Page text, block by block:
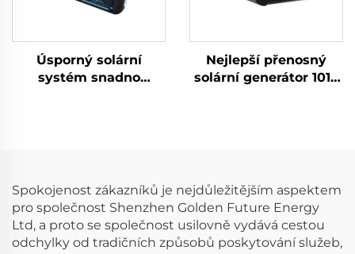
Úsporný solární
systém snadno
Nejlepší přenosný
solární generátor 1016
Spokojenost zákazníků je nejdůležitějším aspektem
pro společnost Shenzhen Golden Future Energy
Ltd, a proto se společnost usilovně vydává cestou
odchylky od tradičních způsobů poskytování služeb,